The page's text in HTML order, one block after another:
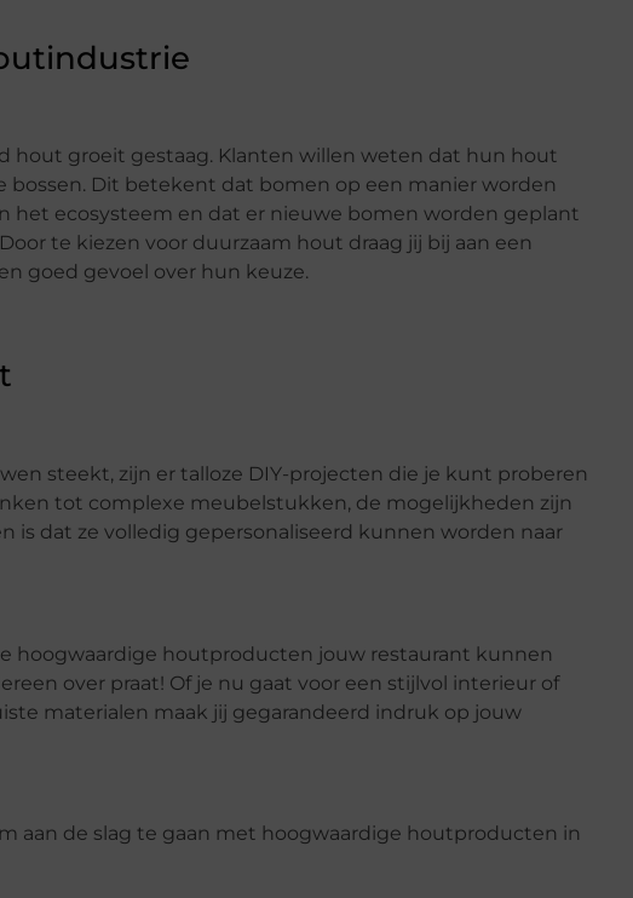
hout groeit gestaag. Klanten willen weten dat hun hout
Dit betekent dat bomen op een manier worden
het ecosysteem en dat er nieuwe bomen worden geplant
te kiezen voor duurzaam hout draag jij bij aan een
goed gevoel over hun keuze.
steekt, zijn er talloze DIY-projecten die je kunt proberen
tot complexe meubelstukken, de mogelijkheden zijn
is dat ze volledig gepersonaliseerd kunnen worden naar
hoogwaardige houtproducten jouw restaurant kunnen
over praat! Of je nu gaat voor een stijlvol interieur of
materialen maak jij gegarandeerd indruk op jouw
aan de slag te gaan met hoogwaardige houtproducten in